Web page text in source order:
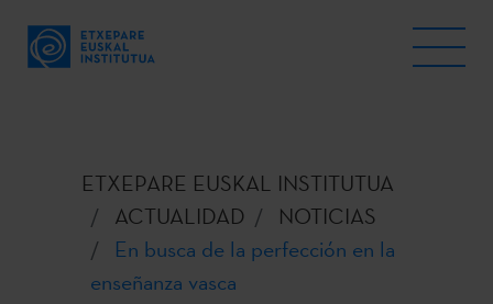
ETXEPARE EUSKAL INSTITUTUA
ACTUALIDAD
NOTICIAS
En busca de la perfección en la
enseñanza vasca